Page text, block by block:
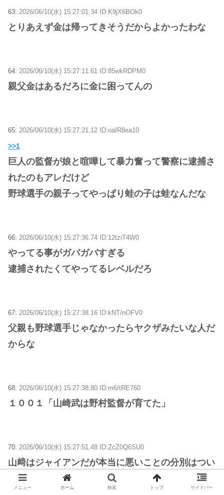
63: 2026/06/10(水) 15:27:01.34 ID:K9jX6BOk0
とりあえず金は帰ってきそうだからよかったわな
64: 2026/06/10(水) 15:27:11.61 ID:85wkRDPM0
親父金はあるだろに金に困ってんの
65: 2026/06/10(水) 15:27:21.12 ID:oaIR8ea10
>>1
巨人の監督が娘と喧嘩して暴力奮って警察に逮捕さ
れたのもアレだけど
野球選手の親子ってやっぱり蛙の子は蛙なんだな
66: 2026/06/10(水) 15:27:36.74 ID:12tziT4W0
やってる事がガバガバすぎる
逮捕されたくてやってるレベルだろ
67: 2026/06/10(水) 15:27:38.16 ID:kNT/nOFV0
父親も野球選手じゃなかったらヤクザみたいな人だ
からな
68: 2026/06/10(水) 15:27:38.80 ID:m6/tRE760
１００１「山崎武は野村監督が育てた」
70: 2026/06/10(水) 15:27:51.48 ID:ZcZ0Q6SU0
山﨑はジャイアンだが本当に悪いことの分別はつい
てる人間だったと思ってたんだけどな
メニュー ホーム 検索 トップ サイドバー